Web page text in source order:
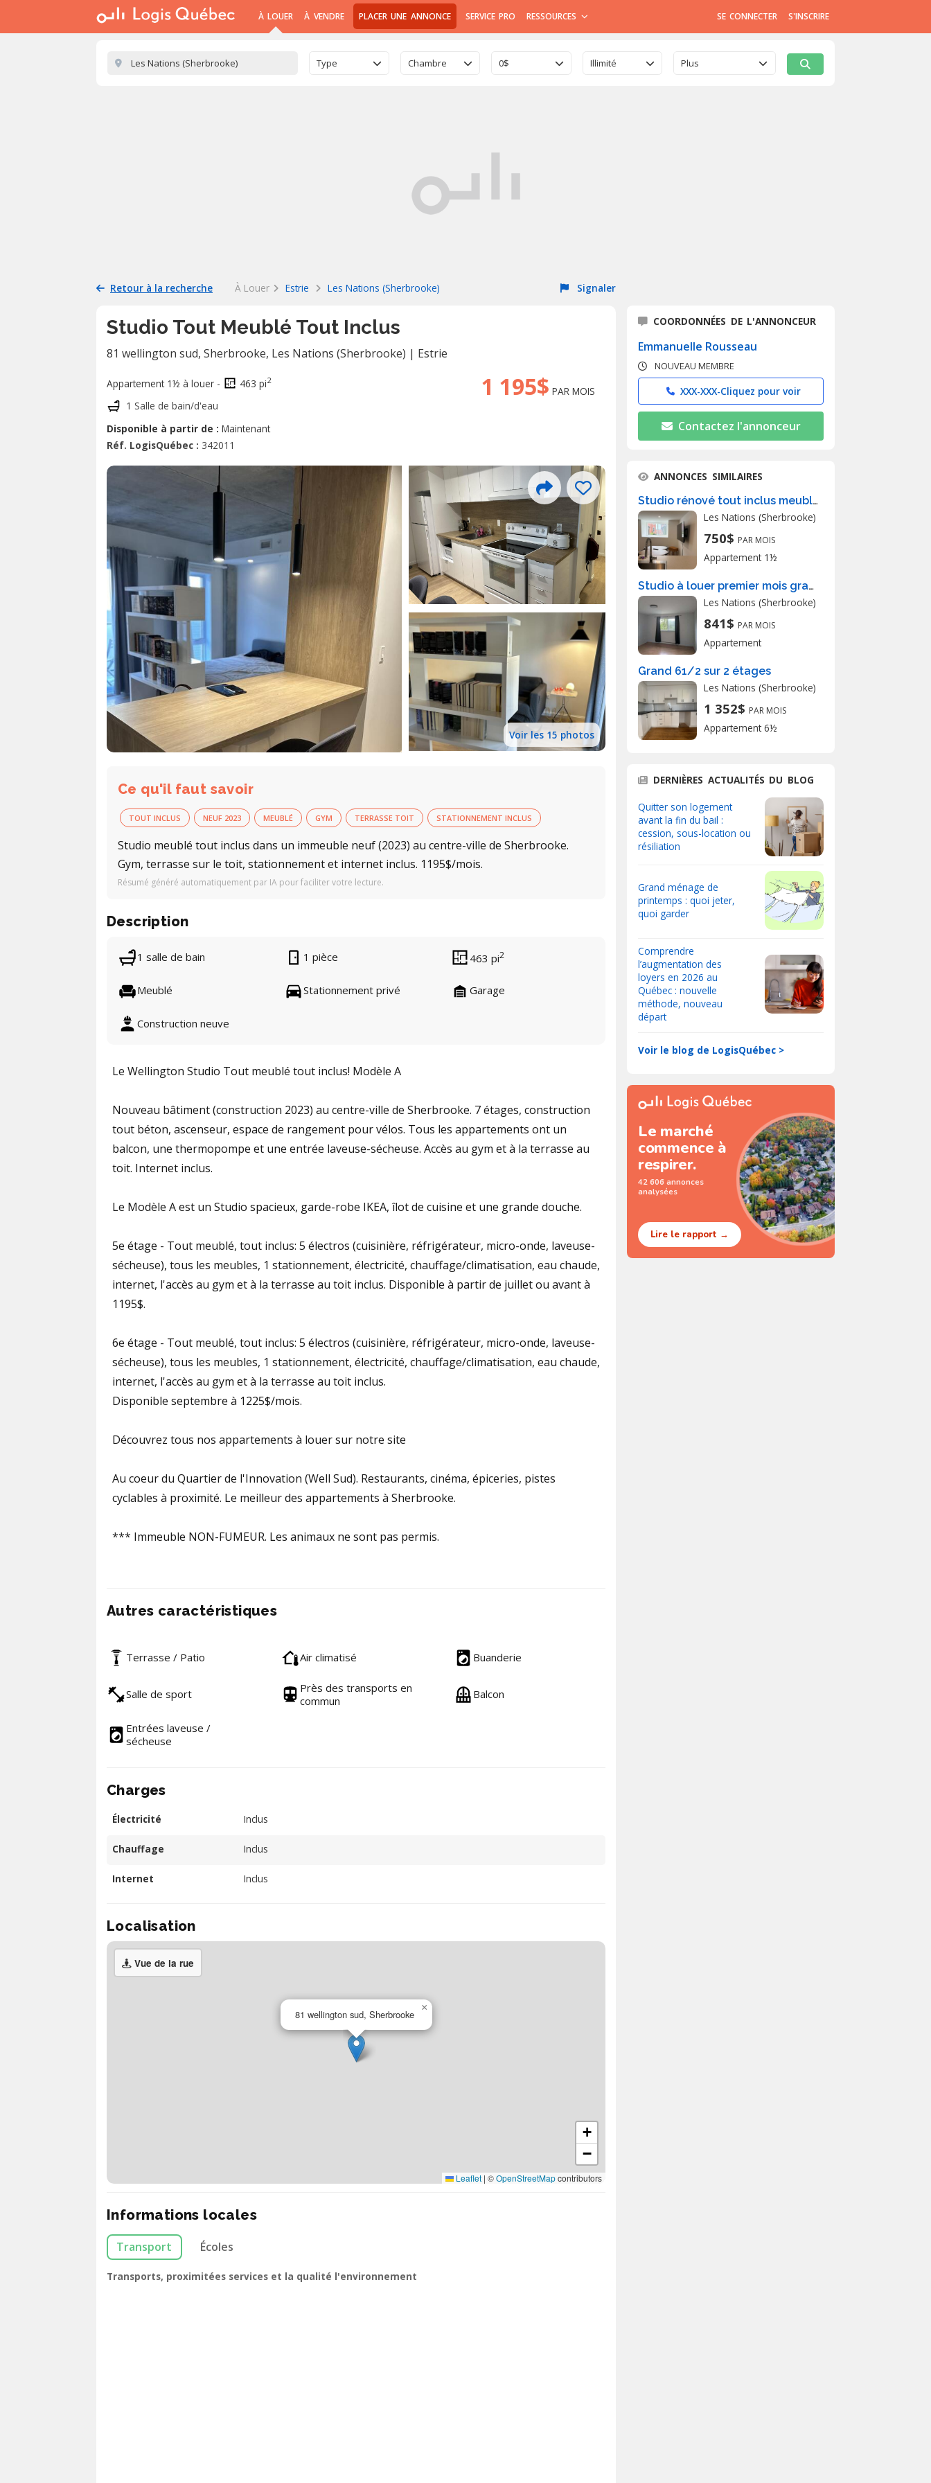
À LOUER À VENDRE PLACER UNE ANNONCE SERVICE PRO RESSOURCES SE CONNECTER S'INSCRIRE
Type Chambre 0$ Illimité Plus
Retour à la recherche À Louer Estrie Les Nations (Sherbrooke) Signaler
Studio Tout Meublé Tout Inclus
81 wellington sud, Sherbrooke, Les Nations (Sherbrooke) | Estrie
1 195$ PAR MOIS
Appartement 1½ à louer - 463 pi2
1 Salle de bain/d'eau
Disponible à partir de : Maintenant
Réf. LogisQuébec : 342011
Voir les 15 photos
Ce qu'il faut savoir
TOUT INCLUS NEUF 2023 MEUBLÉ GYM TERRASSE TOIT STATIONNEMENT INCLUS
Studio meublé tout inclus dans un immeuble neuf (2023) au centre-ville de Sherbrooke.
Gym, terrasse sur le toit, stationnement et internet inclus. 1195$/mois.
Résumé généré automatiquement par IA pour faciliter votre lecture.
Description
1 salle de bain 1 pièce 463 pi2
Meublé Stationnement privé Garage
Construction neuve
Le Wellington Studio Tout meublé tout inclus! Modèle A
Nouveau bâtiment (construction 2023) au centre-ville de Sherbrooke. 7 étages, construction
tout béton, ascenseur, espace de rangement pour vélos. Tous les appartements ont un
balcon, une thermopompe et une entrée laveuse-sécheuse. Accès au gym et à la terrasse au
toit. Internet inclus.
Le Modèle A est un Studio spacieux, garde-robe IKEA, îlot de cuisine et une grande douche. ​
5e étage - Tout meublé, tout inclus: 5 électros (cuisinière, réfrigérateur, micro-onde, laveuse-
sécheuse), tous les meubles, 1 stationnement, électricité, chauffage/climatisation, eau chaude,
internet, l'accès au gym et à la terrasse au toit inclus. Disponible à partir de juillet ou avant à
1195$.​​​​
6e étage - Tout meublé, tout inclus: 5 électros (cuisinière, réfrigérateur, micro-onde, laveuse-
sécheuse), tous les meubles, 1 stationnement, électricité, chauffage/climatisation, eau chaude,
internet, l'accès au gym et à la terrasse au toit inclus.
Disponible septembre à 1225$/mois.
Découvrez tous nos appartements à louer sur notre site ​
Au coeur du Quartier de l'Innovation (Well Sud). Restaurants, cinéma, épiceries, pistes
cyclables à proximité. Le meilleur des appartements à Sherbrooke.
*** Immeuble NON-FUMEUR. Les animaux ne sont pas permis.
Autres caractéristiques
Terrasse / Patio Air climatisé Buanderie
Salle de sport
Près des transports en
commun
Balcon
Entrées laveuse /
sécheuse
Charges
Électricité Inclus
Chauffage Inclus
Internet Inclus
Localisation
Vue de la rue
81 wellington sud, Sherbrooke
×
+
−
Leaflet | ©OpenStreetMapcontributors
Informations locales
Transport Écoles
Transports, proximitées services et la qualité l'environnement
COORDONNÉES DE L'ANNONCEUR
Emmanuelle Rousseau
NOUVEAU MEMBRE
XXX-XXX-Cliquez pour voir
Contactez l'annonceur
ANNONCES SIMILAIRES
Studio rénové tout inclus meublé
Les Nations (Sherbrooke)
750$ PAR MOIS
Appartement 1½
Studio à louer premier mois gratuit
Les Nations (Sherbrooke)
841$ PAR MOIS
Appartement
Grand 61/2 sur 2 étages
Les Nations (Sherbrooke)
1 352$ PAR MOIS
Appartement 6½
DERNIÈRES ACTUALITÉS DU BLOG
Quitter son logement
avant la fin du bail :
cession, sous-location ou
résiliation
Grand ménage de
printemps : quoi jeter,
quoi garder
Comprendre
l’augmentation des
loyers en 2026 au
Québec : nouvelle
méthode, nouveau
départ
Voir le blog de LogisQuébec >
Le marché
commence à
respirer.
42 606 annonces
analysées
Lire le rapport →